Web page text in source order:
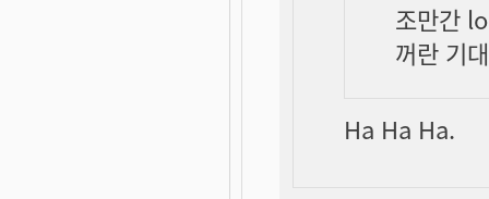
조만간
꺼란 기
Ha Ha Ha.